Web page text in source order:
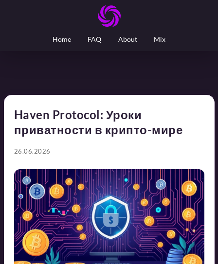
Home FAQ About Mix
Haven Protocol: Уроки
приватности в крипто-мире
26.06.2026